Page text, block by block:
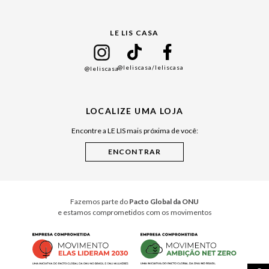
Cuidados Casa
LE LIS CASA
@leliscasa@leliscasa/leliscasa
LOCALIZE UMA LOJA
Encontre a LE LIS mais próxima de você:
Fazemos parte do Pacto Global da ONU
e estamos comprometidos com os movimentos